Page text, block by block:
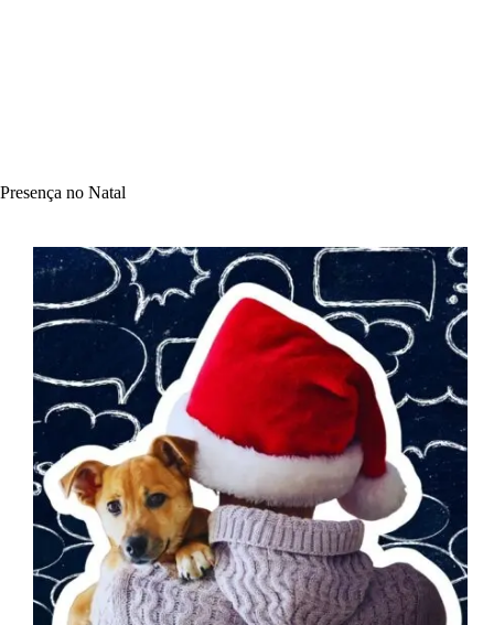
Presença no Natal